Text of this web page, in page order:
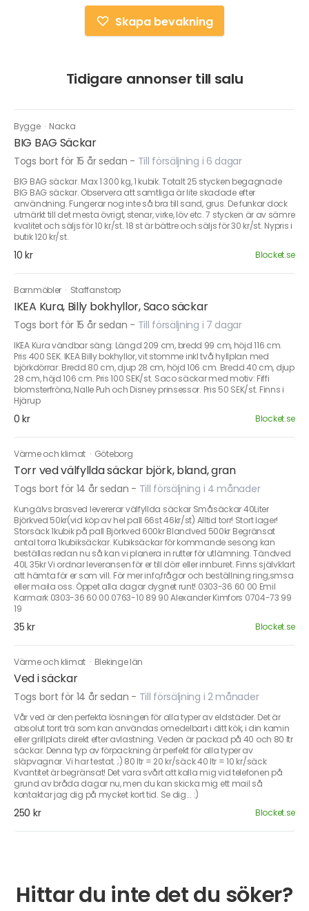
Skapa bevakning
Tidigare annonser till salu
Bygge · Nacka
BIG BAG Säckar
Togs bort för 15 år sedan - Till försäljning i 6 dagar
BIG BAG säckar. Max 1 300 kg, 1 kubik. Totalt 25 stycken begagnade
BIG BAG säckar. Observera att samtliga är lite skadade efter
användning. Fungerar nog inte så bra till sand, grus. De funkar dock
utmärkt till det mesta övrigt, stenar, virke, löv etc. 7 stycken är av sämre
kvalitet och säljs för 10 kr/st. 18 st är bättre och säljs för 30 kr/st. Nypris i
butik 120 kr/st.
10 kr Blocket.se
Barnmöbler · Staffanstorp
IKEA Kura, Billy bokhyllor, Saco säckar
Togs bort för 15 år sedan - Till försäljning i 7 dagar
IKEA Kura vändbar säng: Längd 209 cm, bredd 99 cm, höjd 116 cm.
Pris 400 SEK. IKEA Billy bokhyllor, vit stomme inkl två hyllplan med
björkdörrar: Bredd 80 cm, djup 28 cm, höjd 106 cm. Bredd 40 cm, djup
28 cm, höjd 106 cm. Pris 100 SEK/st. Saco säckar med motiv: Fiffi
blomsterfröna, Nalle Puh och Disney prinsessor. Pris 50 SEK/st. Finns i
Hjärup
0 kr Blocket.se
Värme och klimat · Göteborg
Torr ved välfyllda säckar björk, bland, gran
Togs bort för 14 år sedan - Till försäljning i 4 månader
Kungälvs brasved levererar välfyllda säckar Småsäckar 40Liter
Björkved 50kr(vid köp av hel pall 66st 46kr/st) Alltid torr! Stort lager!
Storsäck 1kubik på pall Björkved 600kr Blandved 500kr Begränsat
antal torra 1kubiksäckar. Kubiksäckar för kommande sesong kan
beställas redan nu så kan vi planera in rutter för utlämning. Tändved
40L 35kr Vi ordnar leveransen för er till dörr eller innburet. Finns självklart
att hämta för er som vill. För mer info,frågor och beställning ring,smsa
eller maila oss. Öppet alla dagar dygnet runt! 0303-36 60 00 Emil
Karmark 0303-36 60 00 0763-10 89 90 Alexander Kimfors 0704-73 99
19
35 kr Blocket.se
Värme och klimat · Blekinge län
Ved i säckar
Togs bort för 14 år sedan - Till försäljning i 2 månader
Vår ved är den perfekta lösningen för alla typer av eldstäder. Det är
absolut torrt trä som kan användas omedelbart i ditt kök, i din kamin
eller grillplats direkt efter avlastning. Veden är packad på 40 och 80 ltr
säckar. Denna typ av förpackning är perfekt för alla typer av
släpvagnar. Vi har testat. ;) 80 ltr = 20 kr/säck 40 ltr = 10 kr/säck
Kvantitet är begränsat! Det vara svårt att kalla mig vid telefonen på
grund av bråda dagar nu, men du kan skicka mig ett mail så
kontaktar jag dig på mycket kort tid. Se dig... :)
250 kr Blocket.se
Hittar du inte det du söker?